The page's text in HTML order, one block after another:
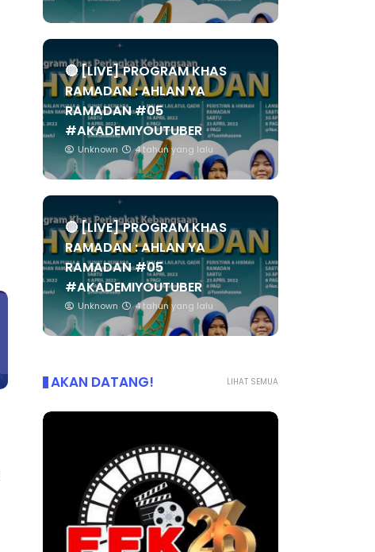
🔴 [LIVE] PROGRAM KHAS
RAMADAN : AHLAN YA
RAMADAN #05
#AKADEMIYOUTUBER
Unknown 4 tahun yang lalu
🔴 [LIVE] PROGRAM KHAS
RAMADAN : AHLAN YA
RAMADAN #05
#AKADEMIYOUTUBER
Unknown 4 tahun yang lalu
LIHAT SEMUA
AKAN DATANG!